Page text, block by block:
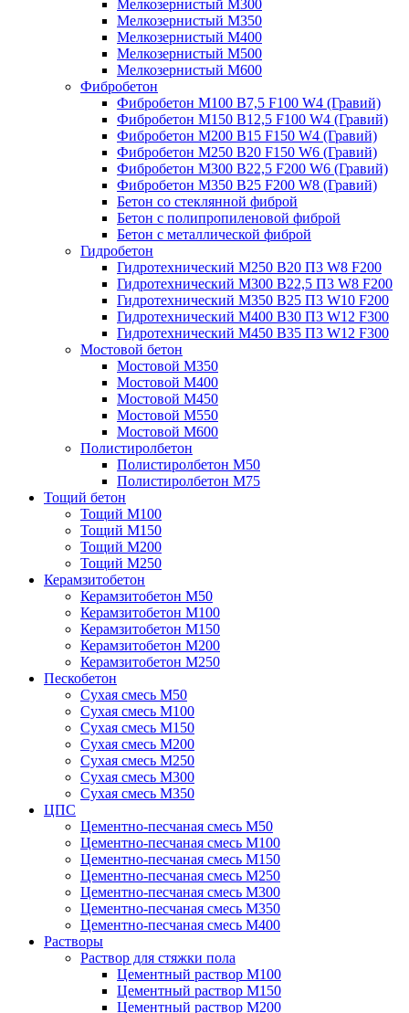
Мелкозернистый М300
Мелкозернистый М350
Мелкозернистый М400
Мелкозернистый М500
Мелкозернистый М600
Фибробетон
Фибробетон М100 B7,5 F100 W4 (Гравий)
Фибробетон М150 B12,5 F100 W4 (Гравий)
Фибробетон М200 B15 F150 W4 (Гравий)
Фибробетон М250 B20 F150 W6 (Гравий)
Фибробетон М300 B22,5 F200 W6 (Гравий)
Фибробетон М350 B25 F200 W8 (Гравий)
Бетон со стеклянной фиброй
Бетон с полипропиленовой фиброй
Бетон с металлической фиброй
Гидробетон
Гидротехнический М250 B20 П3 W8 F200
Гидротехнический М300 B22,5 П3 W8 F200
Гидротехнический М350 B25 П3 W10 F200
Гидротехнический М400 B30 П3 W12 F300
Гидротехнический М450 B35 П3 W12 F300
Мостовой бетон
Мостовой М350
Мостовой М400
Мостовой М450
Мостовой М550
Мостовой М600
Полистиролбетон
Полистиролбетон М50
Полистиролбетон М75
Тощий бетон
Тощий М100
Тощий М150
Тощий М200
Тощий М250
Керамзитобетон
Керамзитобетон М50
Керамзитобетон М100
Керамзитобетон М150
Керамзитобетон М200
Керамзитобетон М250
Пескобетон
Сухая смесь М50
Сухая смесь М100
Сухая смесь М150
Сухая смесь М200
Сухая смесь М250
Сухая смесь М300
Сухая смесь М350
ЦПС
Цементно-песчаная смесь М50
Цементно-песчаная смесь М100
Цементно-песчаная смесь М150
Цементно-песчаная смесь М250
Цементно-песчаная смесь М300
Цементно-песчаная смесь М350
Цементно-песчаная смесь М400
Растворы
Раствор для стяжки пола
Цементный раствор М100
Цементный раствор М150
Цементный раствор М200